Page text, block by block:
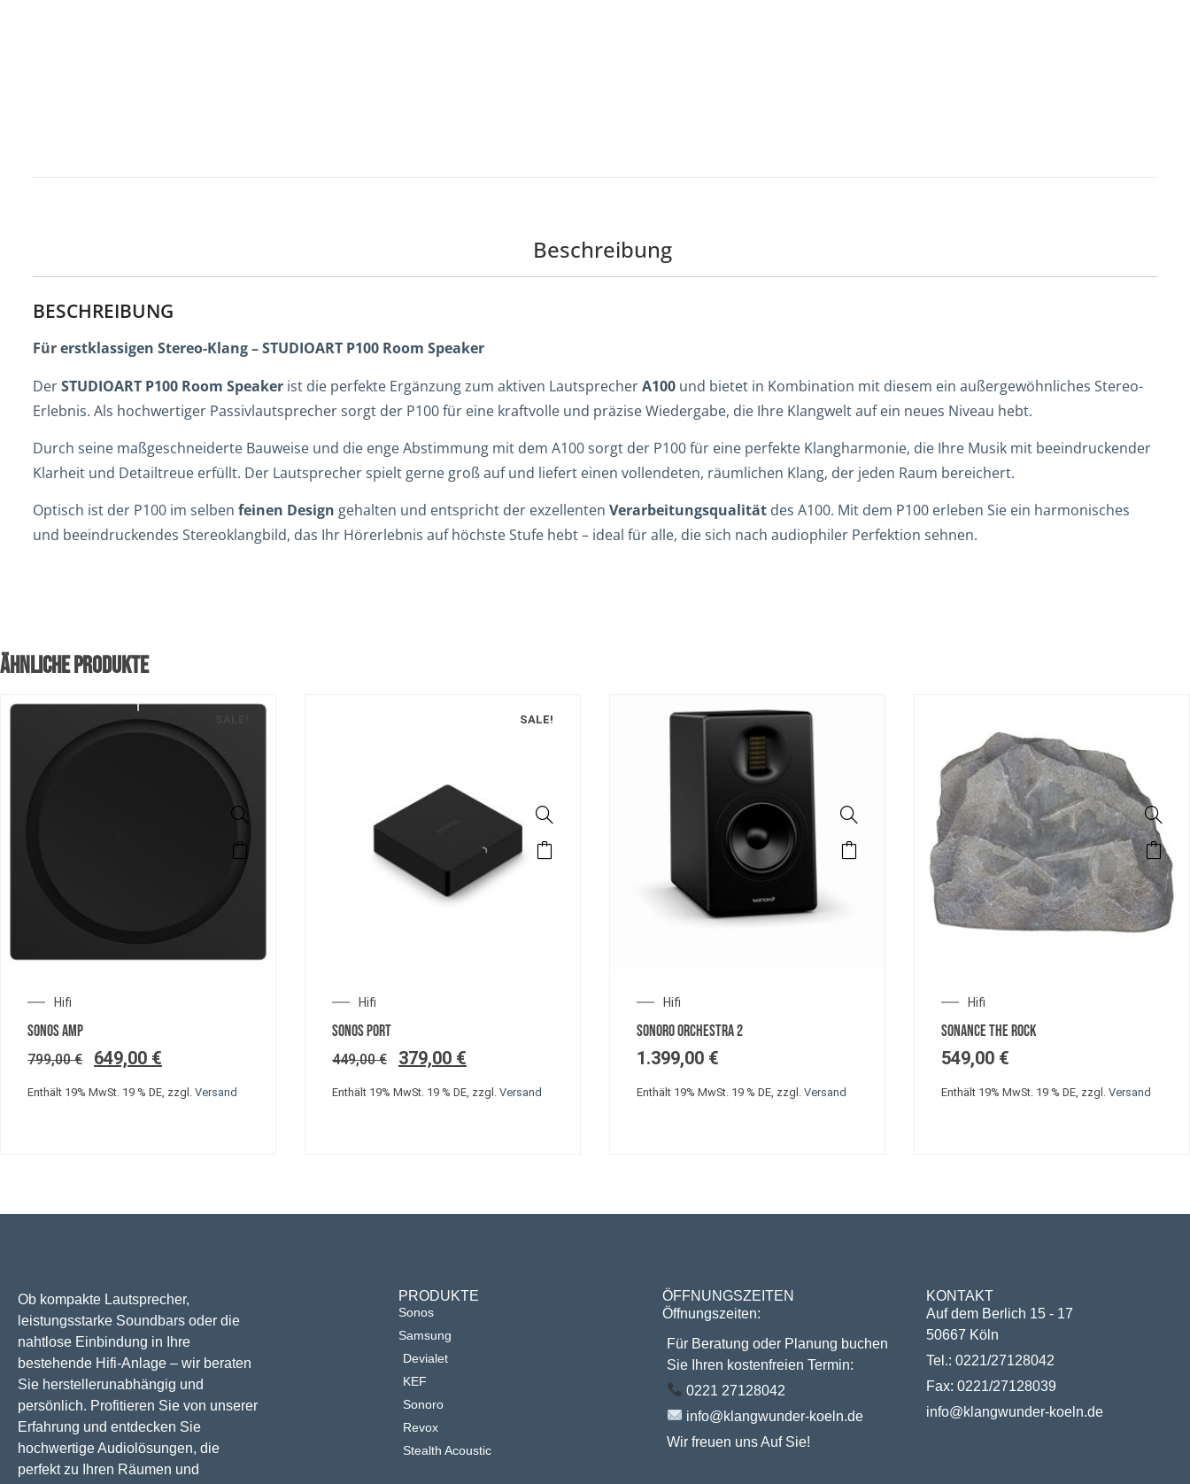
Beschreibung
BESCHREIBUNG
Für erstklassigen Stereo-Klang – STUDIOART P100 Room Speaker
DerSTUDIOART P100 Room Speaker ist die perfekte Ergänzung zum aktiven LautsprecherA100 und bietet in Kombination mit diesem ein außergewöhnliches Stereo-
Erlebnis. Als hochwertiger Passivlautsprecher sorgt der P100 für eine kraftvolle und präzise Wiedergabe, die Ihre Klangwelt auf ein neues Niveau hebt.
Durch seine maßgeschneiderte Bauweise und die enge Abstimmung mit dem A100 sorgt der P100 für eine perfekte Klangharmonie, die Ihre Musik mit beeindruckender
Klarheit und Detailtreue erfüllt. Der Lautsprecher spielt gerne groß auf und liefert einen vollendeten, räumlichen Klang, der jeden Raum bereichert.
Optisch ist der P100 im selben feinen Design gehalten und entspricht der exzellenten Verarbeitungsqualität des A100. Mit dem P100 erleben Sie ein harmonisches
und beeindruckendes Stereoklangbild, das Ihr Hörerlebnis auf höchste Stufe hebt – ideal für alle, die sich nach audiophiler Perfektion sehnen.
ÄHNLICHE PRODUKTE
Hifi
SONOS AMP
799,00€ 649,00 €
Enthält 19% MwSt. 19 % DE, zzgl. Versand
SALE!
Hifi
SONOS PORT
449,00€ 379,00 €
Enthält 19% MwSt. 19 % DE, zzgl. Versand
Hifi
SONORO ORCHESTRA 2
1.399,00 €
Enthält 19% MwSt. 19 % DE, zzgl. Versand
Hifi
SONANCE THE ROCK
549,00 €
Enthält 19% MwSt. 19 % DE, zzgl. Versand
Ob kompakte Lautsprecher,
leistungsstarke Soundbars oder die
nahtlose Einbindung in Ihre
bestehende Hifi-Anlage – wir beraten
Sie herstellerunabhängig und
persönlich. Profitieren Sie von unserer
Erfahrung und entdecken Sie
hochwertige Audiolösungen, die
perfekt zu Ihren Räumen und
PRODUKTE
Sonos
Samsung
Devialet
KEF
Sonoro
Revox
Stealth Acoustic
ÖFFNUNGSZEITEN
Öffnungszeiten:
Für Beratung oder Planung buchen
Sie Ihren kostenfreien Termin:
0221 27128042
info@klangwunder-koeln.de
Wir freuen uns Auf Sie!
KONTAKT
Auf dem Berlich 15 - 17
50667 Köln
Tel.: 0221/27128042
Fax: 0221/27128039
info@klangwunder-koeln.de